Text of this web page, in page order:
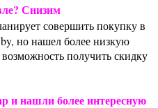
Снизим
совершить покупку в
но нашел более низкую
получить скидку
и нашли более интересную